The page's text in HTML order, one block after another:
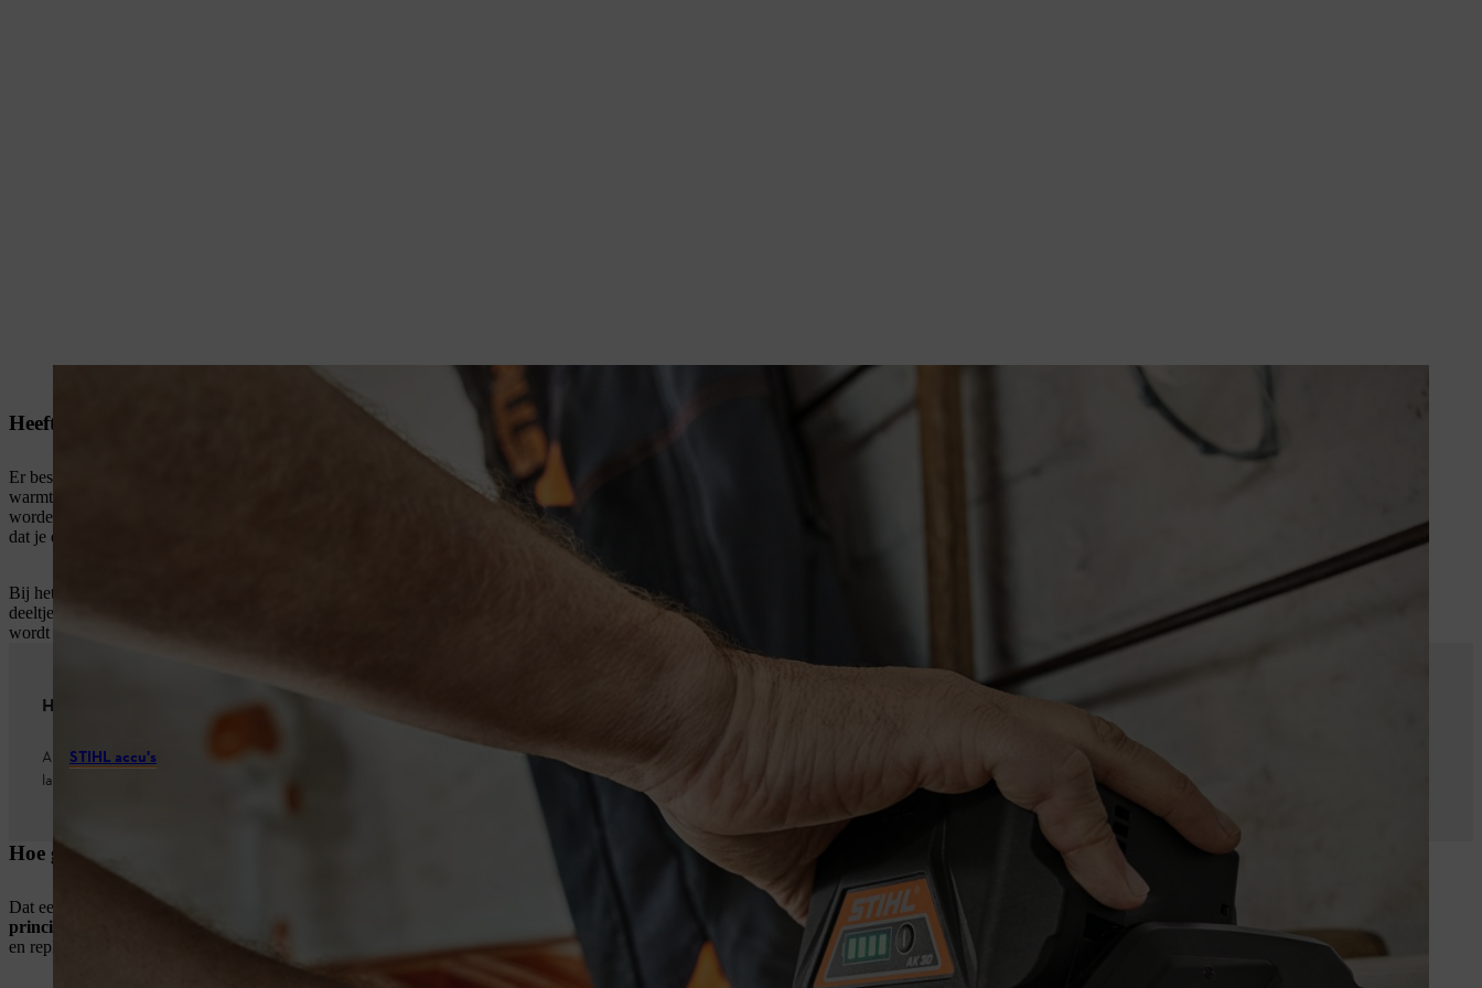
Heeft de temperatuur van een accu invloed op de hoeveelheid energie die wordt geleverd?
Er bestaat een sprookje dat een accu tijdens het opladen het best op de verwarming kan worden gelegd. Volgens deze theorie zou de elektrische activiteit door de
warmtetoevoer toenemen, wat de accu bij het opladen zou ontzien en de levensduur zou verlengen.
worden geactiveerd, want alleen een warme accu zou kunnen teruggrijpen op alle energiereserves. Tegenwoordig weten we niet alleen dat deze theorie verkeerd is, maar ook
dat je de accu op deze manier beschadigt.
Bij het laden en ontladen bewegen de ionen praktisch van de ene elektrode naar de andere – afhankelijk van de stroomrichting. Als de accu te warm wordt, versnelt dit de
deeltjes en wordt het materiaal afgebroken, waardoor de levensduur afneemt.
Als de accu oververhit raakt, kunnen in het ergste geval licht ontvlambare gassen ontstaan. Zo
wordt de accu onbruikbaar. In het algemeen raden wij aan om altijd het toegestane temperatuurbereik van de accu in acht te nemen.
Handig om te weten
Alle STIHL accu's worden standaard met een laadtoestand van 30 procent aan de vakhandel geleverd. Zelfs als een STIHL accu
langere tijd bij de dealer is opgeslagen, is hij effectief beschermd tegen zelfontlading.
Hoe gevaarlijk is het om een accu te lang op te laden?
Dat een accu tijdens het opladen warm wordt, is normaal en geen reden tot bezorgdheid.
De kwaliteitsaccu's van STIHL zijn beschermd tegen oververhitting en zijn in
principe veilig.
Als de accu is opgeladen, wordt het laadproces automatisch beëindigd, zodat je je geen zorgen hoeft te maken over te lang opladen van een accu. Bij imitaties
en replica's bestaat er wel gevaar. Accu's kunnen door een te hoge hitteontwikkeling namelijk barsten.